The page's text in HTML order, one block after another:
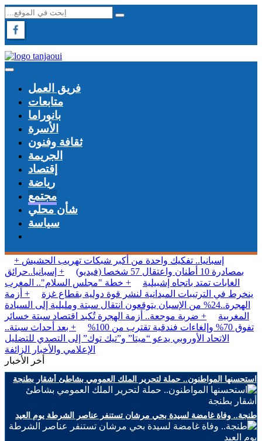
فريق العمل
متابعات
بانوراما
الأسرة
ثقافة وفنون
الجريمة
إقتصاد
رياضة
مجتمع
شأن محلي
سياسة
+ إسبانيا.. تفكيك واحدة من أكبر شبكات تهريب الحشيش
بمصادرة 10 أطنان واعتقال 57 شخصا (فيديو)
+ إسبانيا..حرائق
الغابات تمتد باتجاه إشبيلية
+ خطة "مجلس السلام".. المغرب
ينخرط في الترتيبات الميدانية لنشر قوة دولية بقطاع غزة
+ أزمة
الهجرة..24% من الإسبان يتوقعون انتقال سبتة ومليلية إلى السيادة
المغربية
+ ضربة موجعة.. أزمة الهجرة تُكبد اقتصاد سبتة خسائر
تفوق 70% وإلغاءات فندقية تقترب من 100%
+ بعد أحداث سبتة..
الاتحاد الأوروبي يدعو “ميتا” و”تيك توك” إلى التصدي للتضليل
الإعلامي والأخبار الزائفة
أخر الأخبار
استحسنها المواطنون.. حملة لتحرير الملك العمومي بشاطئ أشقار بطنجة
طنجة.. وفاة غامضة لسيدة بحي مرشان تستنفر عناصر الشرطة يوم العيد